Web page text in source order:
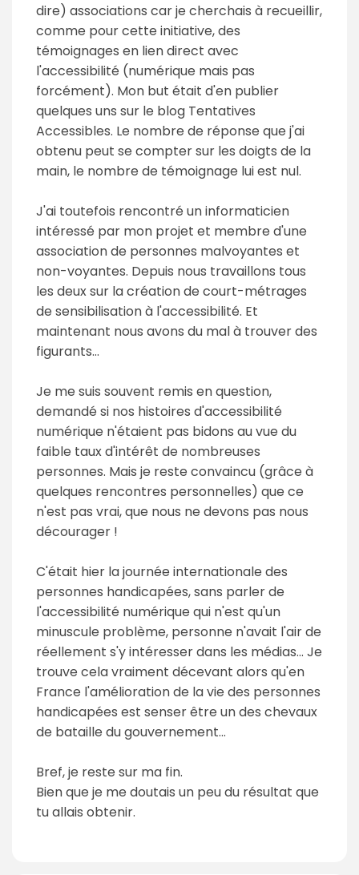
dire) associations car je cherchais à recueillir,
comme pour cette initiative, des
témoignages en lien direct avec
l'accessibilité (numérique mais pas
forcément). Mon but était d'en publier
quelques uns sur le blog Tentatives
Accessibles. Le nombre de réponse que j'ai
obtenu peut se compter sur les doigts de la
main, le nombre de témoignage lui est nul.
J'ai toutefois rencontré un informaticien
intéressé par mon projet et membre d'une
association de personnes malvoyantes et
non-voyantes. Depuis nous travaillons tous
les deux sur la création de court-métrages
de sensibilisation à l'accessibilité. Et
maintenant nous avons du mal à trouver des
figurants...
Je me suis souvent remis en question,
demandé si nos histoires d'accessibilité
numérique n'étaient pas bidons au vue du
faible taux d'intérêt de nombreuses
personnes. Mais je reste convaincu (grâce à
quelques rencontres personnelles) que ce
n'est pas vrai, que nous ne devons pas nous
décourager !
C'était hier la journée internationale des
personnes handicapées, sans parler de
l'accessibilité numérique qui n'est qu'un
minuscule problème, personne n'avait l'air de
réellement s'y intéresser dans les médias... Je
trouve cela vraiment décevant alors qu'en
France l'amélioration de la vie des personnes
handicapées est senser être un des chevaux
de bataille du gouvernement...
Bref, je reste sur ma fin.
Bien que je me doutais un peu du résultat que
tu allais obtenir.